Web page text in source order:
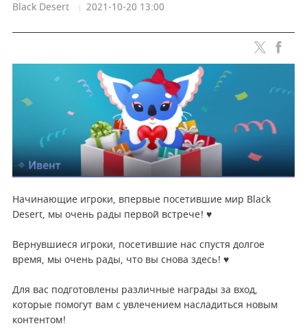
Black Desert 2021-10-20 13:00
Начинающие игроки, впервые посетившие мир Black
Desert, мы очень рады первой встрече! ♥
Вернувшиеся игроки, посетившие нас спустя долгое
время, мы очень рады, что вы снова здесь! ♥
Для вас подготовлены различные награды за вход,
которые помогут вам с увлечением насладиться новым
контентом!